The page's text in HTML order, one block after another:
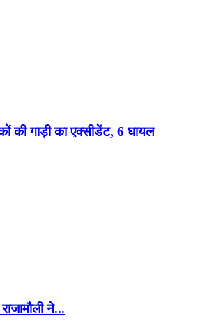
की गाड़ी का एक्सीडेंट, 6 घायल
ने...